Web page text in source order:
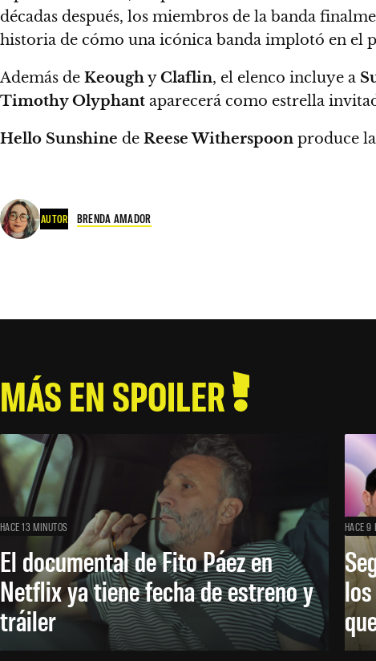
décadas después, los miembros de la banda
historia de cómo una icónica banda implotó en el
Además de KeoughyClaflin, el elenco incluye a
Timothy Olyphant aparecerá como estrella
Hello Sunshine de Reese Witherspoon produce
AUTOR BRENDA AMADOR
MÁS EN SPOILER
HACE 13 MINUTOS
El documental de Fito Páez en
Netflix ya tiene fecha de estreno y
tráiler
HACE 9